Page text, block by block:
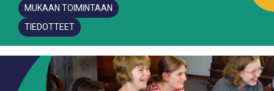
MUKAAN TOIMINTAAN
TIEDOTTEET